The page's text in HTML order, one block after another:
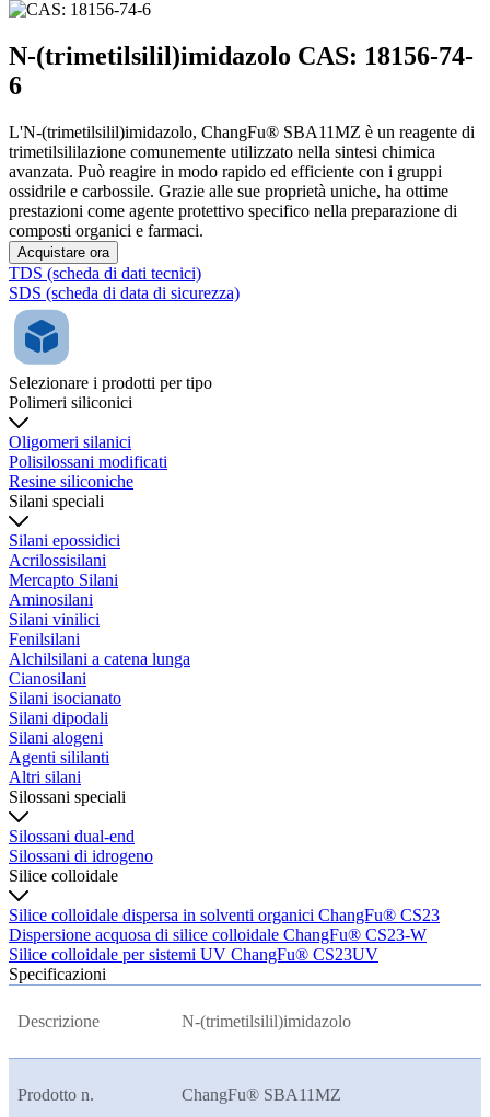
N-(trimetilsilil)imidazolo CAS: 18156-74-
6
L'N-(trimetilsilil)imidazolo, ChangFu® SBA11MZ è un reagente di
trimetilsililazione comunemente utilizzato nella sintesi chimica
avanzata. Può reagire in modo rapido ed efficiente con i gruppi
ossidrile e carbossile. Grazie alle sue proprietà uniche, ha ottime
prestazioni come agente protettivo specifico nella preparazione di
composti organici e farmaci.
Acquistare ora
TDS (scheda di dati tecnici)
SDS (scheda di data di sicurezza)
Selezionare i prodotti per tipo
Polimeri siliconici
Oligomeri silanici
Polisilossani modificati
Resine siliconiche
Silani speciali
Silani epossidici
Acrilossisilani
Mercapto Silani
Aminosilani
Silani vinilici
Fenilsilani
Alchilsilani a catena lunga
Cianosilani
Silani isocianato
Silani dipodali
Silani alogeni
Agenti sililanti
Altri silani
Silossani speciali
Silossani dual-end
Silossani di idrogeno
Silice colloidale
Silice colloidale dispersa in solventi organici ChangFu® CS23
Dispersione acquosa di silice colloidale ChangFu® CS23-W
Silice colloidale per sistemi UV ChangFu® CS23UV
Specificazioni
Descrizione N-(trimetilsilil)imidazolo
Prodotto n. ChangFu® SBA11MZ